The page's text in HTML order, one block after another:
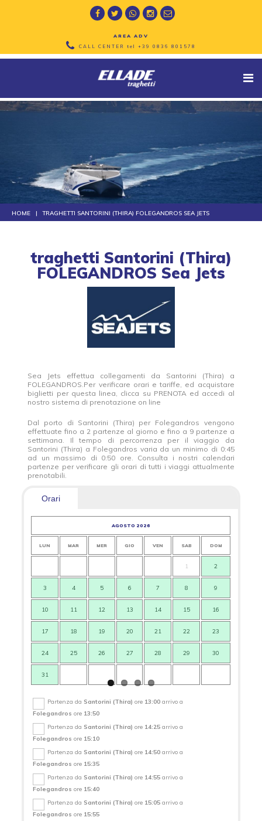
AREA ADV
CALL CENTER tel +39 0836 801578
HOME TRAGHETTI SANTORINI (THIRA) FOLEGANDROS SEA JETS
traghetti Santorini (Thira)
FOLEGANDROS Sea Jets
Sea Jets effettua collegamenti da Santorini (Thira) a
FOLEGANDROS.Per verificare orari e tariffe, ed acquistare
biglietti per questa linea, clicca su PRENOTA ed accedi al
nostro sistema di prenotazione on line
Dal porto di Santorini (Thira) per Folegandros vengono
effettuate fino a 2 partenze al giorno e fino a 9 partenze a
settimana. Il tempo di percorrenza per il viaggio da
Santorini (Thira) a Folegandros varia da un minimo di 0:45
ad un massimo di 0:50 ore. Consulta i nostri calendari
partenze per verificare gli orari di tutti i viaggi attualmente
prenotabili.
Orari
AGOSTO 2026
LUN MAR MER GIO VEN SAB DOM
1 2
3 4 5 6 7 8 9
10 11 12 13 14 15 16
17 18 19 20 21 22 23
24 25 26 27 28 29 30
31
Partenza da Santorini (Thira) ore 13:00 arrivo a
Folegandros ore 13:50
Partenza da Santorini (Thira) ore 14:25 arrivo a
Folegandros ore 15:10
Partenza da Santorini (Thira) ore 14:50 arrivo a
Folegandros ore 15:35
Partenza da Santorini (Thira) ore 14:55 arrivo a
Folegandros ore 15:40
Partenza da Santorini (Thira) ore 15:05 arrivo a
Folegandros ore 15:55